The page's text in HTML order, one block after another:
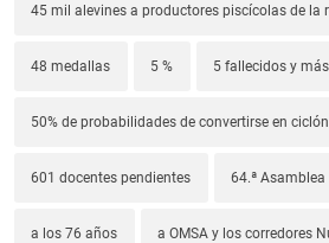
45 mil alevines a productores piscícolas de la
48 medallas 5 % 5 fallecidos y
50% de probabilidades de convertirse en
601 docentes pendientes 64.ª Asamblea
a los 76 años a OMSA y los corredores